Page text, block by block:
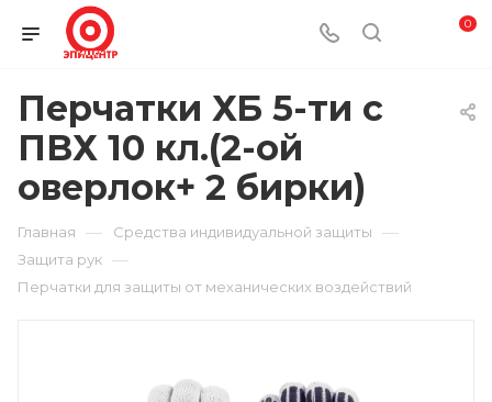
0
Перчатки ХБ 5-ти с
ПВХ 10 кл.(2-ой
оверлок+ 2 бирки)
Главная — Средства индивидуальной защиты —
Защита рук —
Перчатки для защиты от механических воздействий